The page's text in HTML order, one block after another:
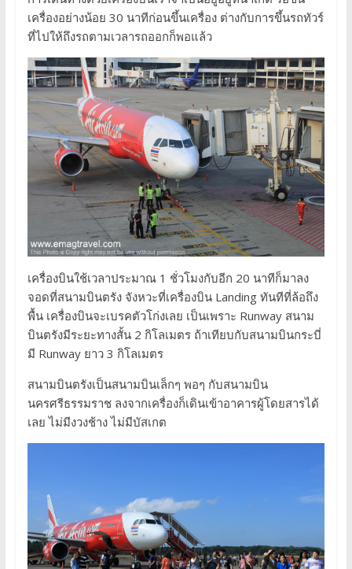
เครื่องอย่างน้อย 30 นาทีก่อนขึ้นเครื่อง ต่างกับการขึ้นรถทัวร์
ที่ไปให้ถึงรถตามเวลารถออกก็พอแล้ว
เครื่องบินใช้เวลาประมาณ 1 ชั่วโมงกับอีก 20 นาทีก็มาลง
จอดที่สนามบินตรัง จังหวะที่เครื่องบิน Landing ทันทีที่ล้อถึง
พื้น เครื่องบินจะเบรคตัวโก่งเลย เป็นเพราะ Runway สนาม
บินตรังมีระยะทางสั้น 2 กิโลเมตร ถ้าเทียบกับสนามบินกระบี่
มี Runway ยาว 3 กิโลเมตร
สนามบินตรังเป็นสนามบินเล็กๆ พอๆ กับสนามบิน
นครศรีธรรมราช ลงจากเครื่องก็เดินเข้าอาคารผู้โดยสารได้
เลย ไม่มีงวงช้าง ไม่มีบัสเกต